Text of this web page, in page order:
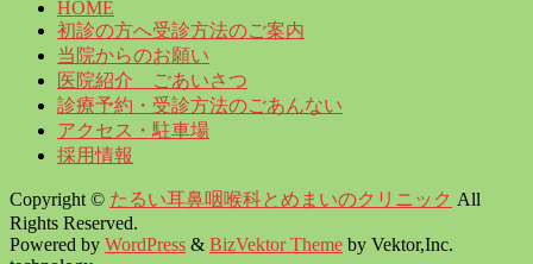
HOME
初診の方へ受診方法のご案内
当院からのお願い
医院紹介 ごあいさつ
診療予約・受診方法のごあんない
アクセス・駐車場
採用情報
Copyright © たるい耳鼻咽喉科とめまいのクリニック All
Rights Reserved.
Powered by WordPress & BizVektor Theme by Vektor,Inc.